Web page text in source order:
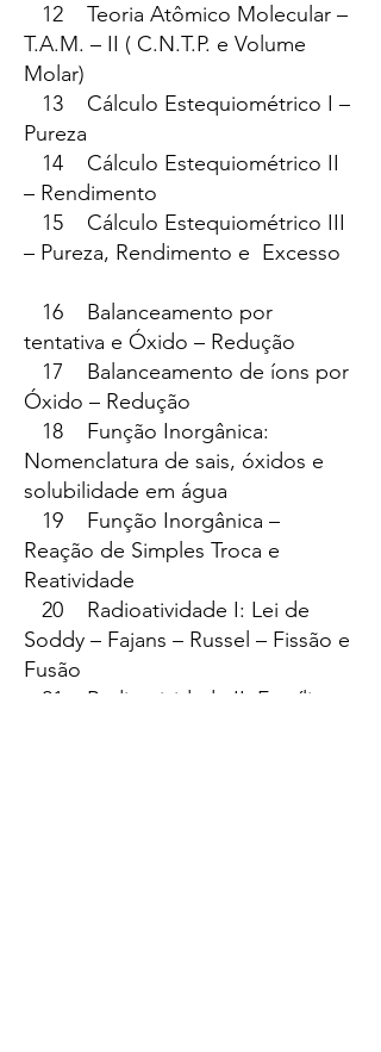
12 Teoria Atômico Molecular –
T.A.M. – II ( C.N.T.P. e Volume
Molar)
13 Cálculo Estequiométrico I –
Pureza
14 Cálculo Estequiométrico II
– Rendimento
15 Cálculo Estequiométrico III
– Pureza, Rendimento e Excesso
16 Balanceamento por
tentativa e Óxido – Redução
17 Balanceamento de íons por
Óxido – Redução
18 Função Inorgânica:
Nomenclatura de sais, óxidos e
solubilidade em água
19 Função Inorgânica –
Reação de Simples Troca e
Reatividade
20 Radioatividade I: Lei de
Soddy – Fajans – Russel – Fissão e
Fusão
21 Radioatividade II: Famílias